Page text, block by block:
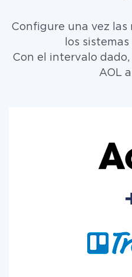
Configure una vez las
los
Con el intervalo
AOL